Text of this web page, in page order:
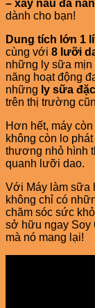
– xay nấu đa
dành cho bạn!
Dung tích lớn 1
cùng với 8 lưỡi
những ly sữa mịn
năng hoạt động
những ly sữa
trên thị trường
Hơn hết, máy
không còn lo
thương nhỏ hình
quanh lưỡi dao.
Với Máy làm sữa
không chỉ có
chăm sóc sức
sở hữu ngay Soy
mà nó mang lại!